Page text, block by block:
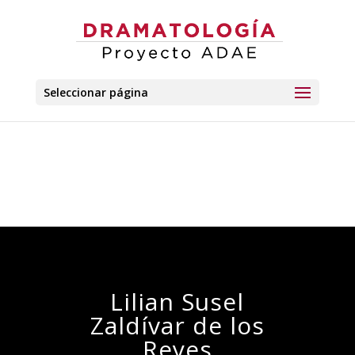
Seleccionar página
Lilian Susel
Zaldívar de los